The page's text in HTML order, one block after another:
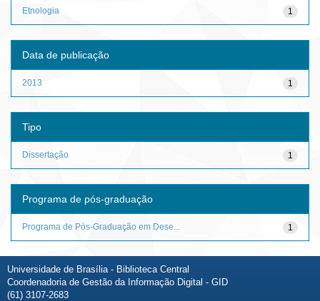
1
Etnologia
Data de publicação
1
2013
Tipo
1
Dissertação
Programa de pós-graduação
1
Programa de Pós-Graduação em Dese...
Universidade de Brasília - Biblioteca Central
Coordenadoria de Gestão da Informação Digital - GID
(61) 3107-2683